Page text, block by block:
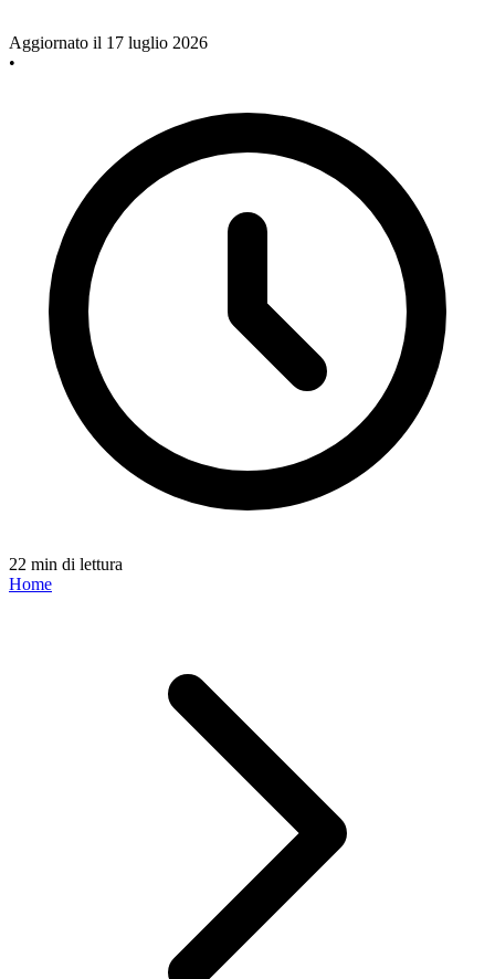
Aggiornato il 17 luglio 2026
•
22 min di lettura
Home